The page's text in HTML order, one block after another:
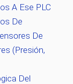
A Ese PLC
De
De
(presión,
Del